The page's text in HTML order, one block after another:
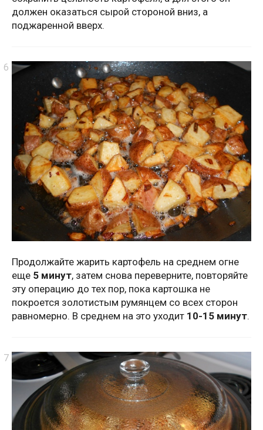
должен оказаться сырой стороной вниз, а
поджаренной вверх.
Продолжайте жарить картофель на среднем огне
еще 5 минут, затем снова переверните, повторяйте
эту операцию до тех пор, пока картошка не
покроется золотистым румянцем со всех сторон
равномерно. В среднем на это уходит 10-15 минут.